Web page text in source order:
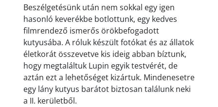
Beszélgetésünk után nem sokkal egy igen
hasonló keverékbe botlottunk, egy kedves
filmrendező ismerős örökbefogadott
kutyusába. A róluk készült fotókat és az állatok
életkorát összevetve kis ideig abban bíztunk,
hogy megtaláltuk Lupin egyik testvérét, de
aztán ezt a lehetőséget kizártuk. Mindenesetre
egy lány kutyus barátot biztosan találunk neki
a II. kerületből.